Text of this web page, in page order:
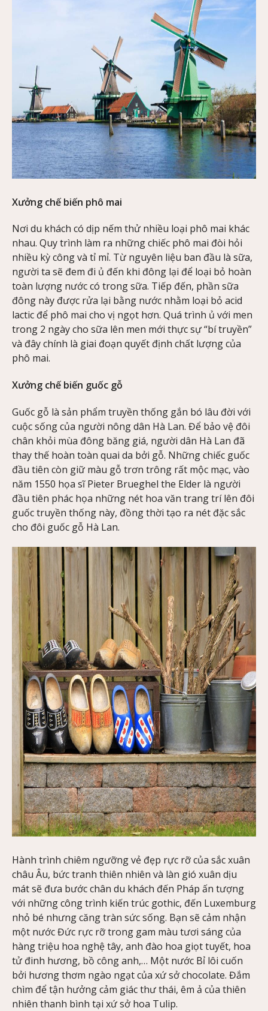
Xưởng chế biến phô mai
Nơi du khách có dịp nếm thử nhiều loại phô mai khác
nhau. Quy trình làm ra những chiếc phô mai đòi hỏi
nhiều kỳ công và tỉ mỉ. Từ nguyên liệu ban đầu là sữa,
người ta sẽ đem đi ủ đến khi đông lại để loại bỏ hoàn
toàn lượng nước có trong sữa. Tiếp đến, phần sữa
đông này được rửa lại bằng nước nhằm loại bỏ acid
lactic để phô mai cho vị ngọt hơn. Quá trình ủ với men
trong 2 ngày cho sữa lên men mới thực sự “bí truyền”
và đây chính là giai đoạn quyết định chất lượng của
phô mai.
Xưởng chế biến guốc gỗ
Guốc gỗ là sản phẩm truyền thống gắn bó lâu đời với
cuộc sống của người nông dân Hà Lan. Để bảo vệ đôi
chân khỏi mùa đông băng giá, người dân Hà Lan đã
thay thế hoàn toàn quai da bởi gỗ. Những chiếc guốc
đầu tiên còn giữ màu gỗ trơn trông rất mộc mạc, vào
năm 1550 họa sĩ Pieter Brueghel the Elder là người
đầu tiên phác họa những nét hoa văn trang trí lên đôi
guốc truyền thống này, đồng thời tạo ra nét đặc sắc
cho đôi guốc gỗ Hà Lan.
Hành trình chiêm ngưỡng vẻ đẹp rực rỡ của sắc xuân
châu Âu, bức tranh thiên nhiên và làn gió xuân dịu
mát sẽ đưa bước chân du khách đến Pháp ấn tượng
với những công trình kiến trúc gothic, đến Luxemburg
nhỏ bé nhưng căng tràn sức sống. Bạn sẽ cảm nhận
một nước Đức rực rỡ trong gam màu tươi sáng của
hàng triệu hoa nghệ tây, anh đào hoa giọt tuyết, hoa
tử đinh hương, bồ công anh,… Một nước Bỉ lôi cuốn
bởi hương thơm ngào ngạt của xứ sở chocolate. Đắm
chìm để tận hưởng cảm giác thư thái, êm ả của thiên
nhiên thanh bình tại xứ sở hoa Tulip.